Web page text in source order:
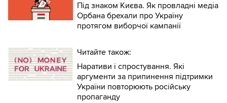
Під знаком Києва. Як провладні медіа
Орбана брехали про Україну
протягом виборчої кампанії
Читайте також:
Наративи і спростування. Які
аргументи за припинення підтримки
України повторюють російську
пропаганду